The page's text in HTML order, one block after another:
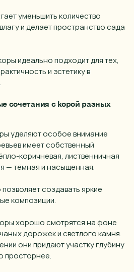
уменьшить количество
и делает пространство сада
идеально подходит для тех,
и эстетику в
сочетания с корой разных
уделяют особое внимание
имеет собственный
коричневая, лиственничная
— тёмная и насыщенная.
создавать яркие
композиции.
хорошо смотрятся на фоне
дорожек и светлого камня.
они придают участку глубину
просторнее.